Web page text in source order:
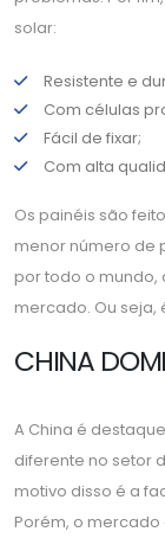
solar:
Resistente e
Com células
Fácil de fixar;
Com alta
Os painéis são
menor número de
por todo o mundo,
mercado. Ou seja,
CHINA
A China é
diferente no setor
motivo disso é a
Porém, o